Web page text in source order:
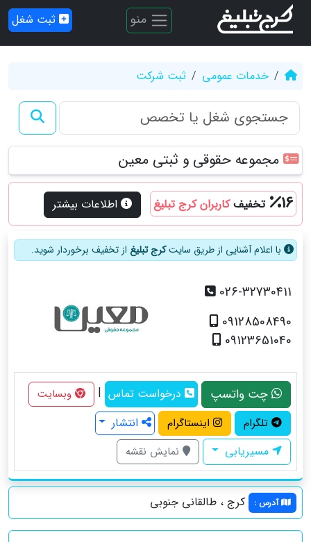
منو ثبت شغل
خدمات عمومی ثبت شرکت
مجموعه حقوقی و ثبتی معین
16 تخفیفکاربران کرج تبلیغ اطلاعات بیشتر
با اعلام آشنایی از طریق سایتکرج تبلیغ از تخفیف برخوردار شوید.
026-32730411
09128508490
09123651040
چت واتسپ درخواست تماس |
وبسایت
تلگرام
اینستاگرام
انتشار
مسیریابی
نمایش نقشه
آدرس : کرج ، طالقانی جنوبی